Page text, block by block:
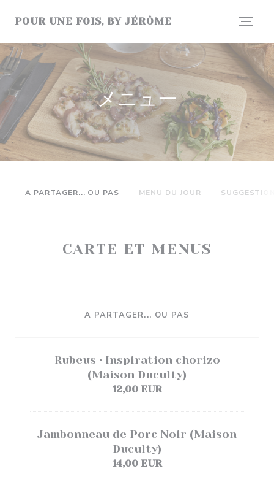
POUR UNE FOIS, BY JÉRÔME
メニュー
A PARTAGER... OU PAS MENU DU JOUR
CARTE ET MENUS
A PARTAGER... OU PAS
Rubeus • Inspiration chorizo
(Maison Duculty)
12,00 EUR
Jambonneau de Porc Noir (Maison
Duculty)
14,00 EUR